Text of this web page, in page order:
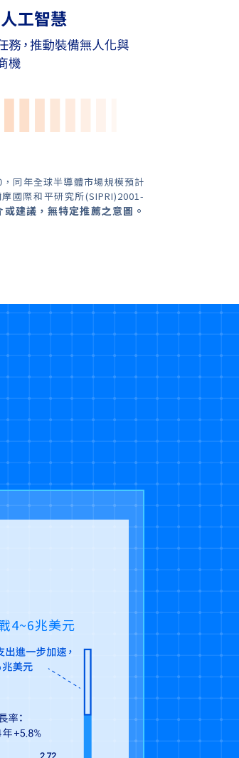
同年全球半導體市場規模預計
國際和平研究所(SIPRI)2001-
建議，無特定推薦之意圖。
4~6兆美元